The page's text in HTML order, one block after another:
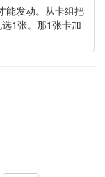
能发动。从卡组把
1张。那1张卡加